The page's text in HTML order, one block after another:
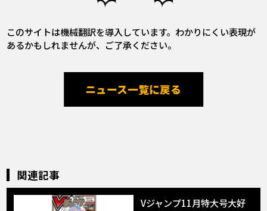
このサイトは機械翻訳を導入しています。わかりにくい表現が
あるかもしれませんが、ご了承ください。
ニュース一覧に戻る
関連記事
Vジャンプ11月特大号大好